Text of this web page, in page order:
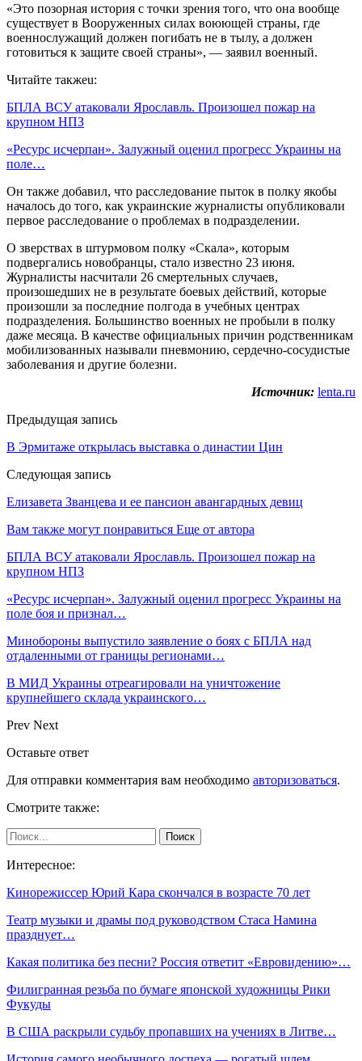
«Это позорная история с точки зрения того, что она вообще
существует в Вооруженных силах воюющей страны, где
военнослужащий должен погибать не в тылу, а должен
готовиться к защите своей страны», — заявил военный.
Читайте такжеu:
БПЛА ВСУ атаковали Ярославль. Произошел пожар на
крупном НПЗ
«Ресурс исчерпан». Залужный оценил прогресс Украины на
поле…
Он также добавил, что расследование пыток в полку якобы
началось до того, как украинские журналисты опубликовали
первое расследование о проблемах в подразделении.
О зверствах в штурмовом полку «Скала», которым
подвергались новобранцы, стало известно 23 июня.
Журналисты насчитали 26 смертельных случаев,
произошедших не в результате боевых действий, которые
произошли за последние полгода в учебных центрах
подразделения. Большинство военных не пробыли в полку
даже месяца. В качестве официальных причин родственникам
мобилизованных называли пневмонию, сердечно-сосудистые
заболевания и другие болезни.
Источник: lenta.ru
Предыдущая запись
В Эрмитаже открылась выставка о династии Цин
Следующая запись
Елизавета Званцева и ее пансион авангардных девиц
Вам также могут понравиться Еще от автора
БПЛА ВСУ атаковали Ярославль. Произошел пожар на
крупном НПЗ
«Ресурс исчерпан». Залужный оценил прогресс Украины на
поле боя и признал…
Минобороны выпустило заявление о боях с БПЛА над
отдаленными от границы регионами…
В МИД Украины отреагировали на уничтожение
крупнейшего склада украинского…
Prev Next
Оставьте ответ
Для отправки комментария вам необходимо авторизоваться.
Смотрите также:
Интересное:
Кинорежиссер Юрий Кара скончался в возрасте 70 лет
Театр музыки и драмы под руководством Стаса Намина
празднует…
Какая политика без песни? Россия ответит «Евровидению»…
Филигранная резьба по бумаге японской художницы Рики
Фукуды
В США раскрыли судьбу пропавших на учениях в Литве…